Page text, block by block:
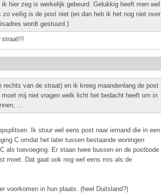
hier zeg is werkelijk gebeurd. Gelukkig heeft men wel
zo veilig is de post niet (en dan heb ik het nog niet over
wordt gestuurd.)
straat!!!
van de straat) en ik kreeg maandenlang de post
mij niet vragen welk licht het bedacht heeft om in
…
Ik stuur wel eens post naar iemand die in een
C omdat het later tussen bestaande woningen
als toevoeging. Er staan twee bussen en de postbode
moet. Dat gaat ook nog wel eens mis als de
voorkomen in hun plaats. (heel Duitsland?)